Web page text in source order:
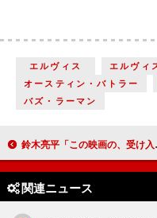
エルヴィス
エルヴィ
オースティン・バトラー
バズ・ラーマン
鈴木亮平「この映画の、受け入れることの強さ、受け入れることが成長につながるというテーマに感動しました」 映画『バズ・ライトイヤー』【インタビュー】
関連ニュース